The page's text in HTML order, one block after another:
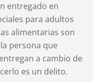
entregado en
para adultos
alimentarias son
persona que
a cambio de
es un delito.